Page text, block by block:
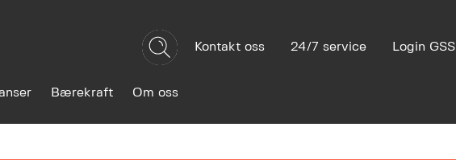
Kontakt oss 24/7 service Login GSS
Bærekraft Om oss